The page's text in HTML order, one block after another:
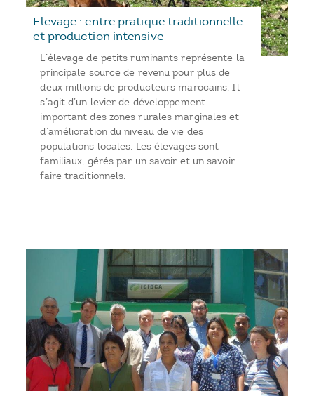
Elevage : entre pratique traditionnelle
et production intensive
L’élevage de petits ruminants représente la
principale source de revenu pour plus de
deux millions de producteurs marocains. Il
s’agit d’un levier de développement
important des zones rurales marginales et
d’amélioration du niveau de vie des
populations locales. Les élevages sont
familiaux, gérés par un savoir et un savoir-
faire traditionnels.